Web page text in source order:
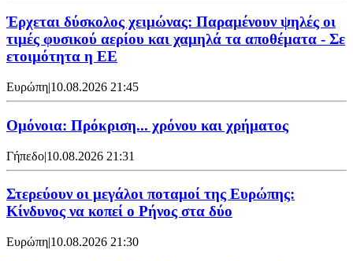
Έρχεται δύσκολος χειμώνας: Παραμένουν ψηλές οι
τιμές φυσικού αερίου και χαμηλά τα αποθέματα - Σε
ετοιμότητα η ΕΕ
Ευρώπη|10.08.2026 21:45
Ομόνοια: Πρόκριση... χρόνου και χρήματος
Γήπεδο|10.08.2026 21:31
Στερεύουν οι μεγάλοι ποταμοί της Ευρώπης:
Κίνδυνος να κοπεί ο Ρήνος στα δύο
Ευρώπη|10.08.2026 21:30